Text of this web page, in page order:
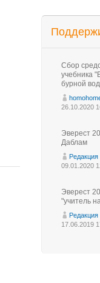
Сбор
учебника
бурной
26.10.2020
Эверест
Даблам
Редакция
09.01.2020
Эверест
"учитель
Редакция
17.06.2019